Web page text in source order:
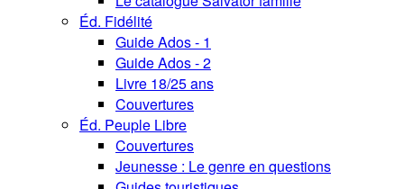
Éd. Fidélité
Guide Ados - 1
Guide Ados - 2
Livre 18/25 ans
Couvertures
Éd. Peuple Libre
Couvertures
Jeunesse : Le genre en questions